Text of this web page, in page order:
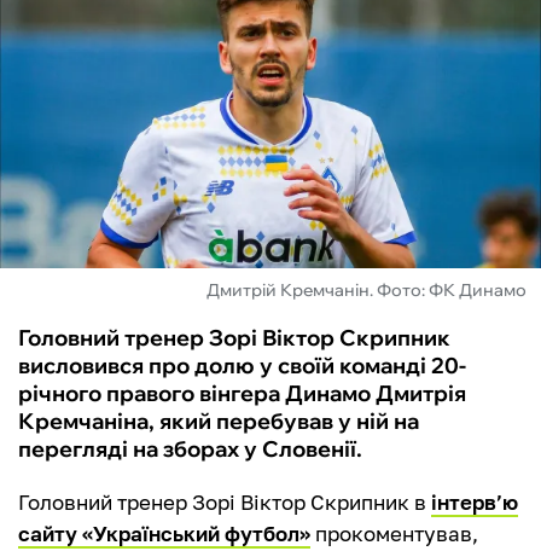
ЧС-2026
БУКМЕКЕРИ
Дмитрій Кремчанін. Фото: ФК Динамо
Головний тренер Зорі Віктор Скрипник
висловився про долю у своїй команді 20-
річного правого вінгера Динамо Дмитрія
Кремчаніна, який перебував у ній на
перегляді на зборах у Словенії.
Головний тренер Зорі Віктор Скрипник в інтерв’ю
сайту «Український футбол» прокоментував,